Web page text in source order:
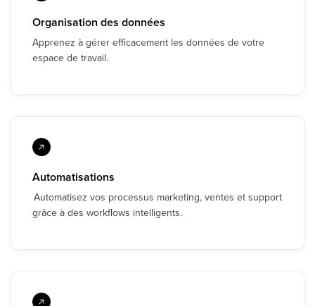
Organisation des données
Apprenez à gérer efficacement les données de votre
espace de travail.
Automatisations
Automatisez vos processus marketing, ventes et support
grâce à des workflows intelligents.